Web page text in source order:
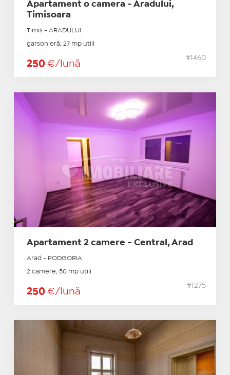
Apartament o camera - Aradului,
Timisoara
Timis - ARADULUI
garsonieră, 27 mp utili
250 €/lună
#1460
Apartament 2 camere - Central, Arad
Arad - PODGORIA
2 camere, 50 mp utili
250 €/lună
#1275